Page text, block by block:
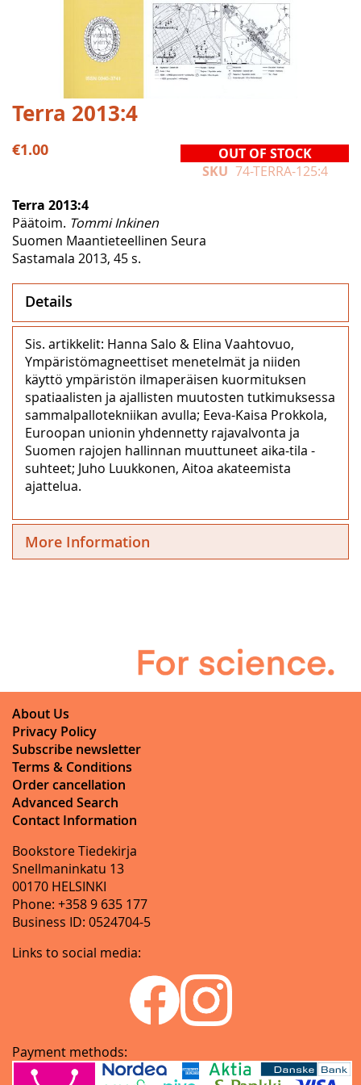
Skip
to
the
beginning
images
gallery
Terra 2013:4
€1.00
OUT OF STOCK
SKU 74-TERRA-125:4
Terra 2013:4
Päätoim. Tommi Inkinen
Suomen Maantieteellinen Seura
Sastamala 2013, 45 s.
Details
Sis. artikkelit: Hanna Salo & Elina Vaahtovuo,
Ympäristömagneettiset menetelmät ja niiden
käyttö ympäristön ilmaperäisen kuormituksen
spatiaalisten ja ajallisten muutosten tutkimuksessa
sammalpallotekniikan avulla; Eeva-Kaisa Prokkola,
Euroopan unionin yhdennetty rajavalvonta ja
Suomen rajojen hallinnan muuttuneet aika‒tila -
suhteet; Juho Luukkonen, Aitoa akateemista
ajattelua.
More Information
About Us
Privacy Policy
Subscribe newsletter
Terms & Conditions
Order cancellation
Advanced Search
Contact Information
Bookstore Tiedekirja
Snellmaninkatu 13
00170 HELSINKI
Phone: +358 9 635 177
Business ID: 0524704-5
Links to social media:
Payment methods: